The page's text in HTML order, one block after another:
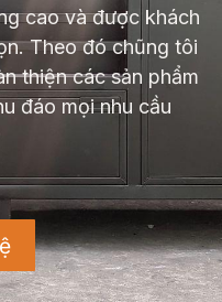
cao và được khách
Theo đó chũng tôi
thiện các sản phẩm
đáo mọi nhu cầu